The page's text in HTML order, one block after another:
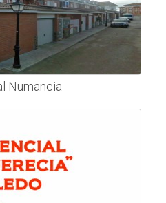
Numancia